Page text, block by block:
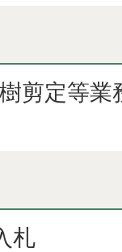
剪定等業
札